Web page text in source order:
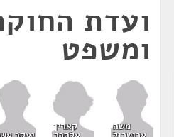
ועדת
ומשפט
משה קארין